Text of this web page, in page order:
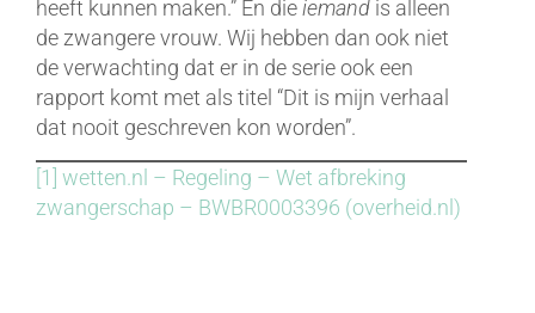
heeft kunnen maken.” En dieiemand is alleen
de zwangere vrouw. Wij hebben dan ook niet
de verwachting dat er in de serie ook een
rapport komt met als titel “Dit is mijn verhaal
dat nooit geschreven kon worden”.
[1] wetten.nl – Regeling – Wet afbreking
zwangerschap – BWBR0003396 (overheid.nl)